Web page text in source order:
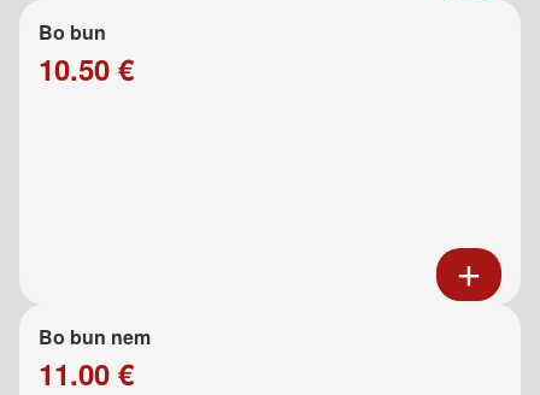
Bo bun
10.50 €
Bo bun nem
11.00 €